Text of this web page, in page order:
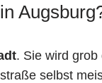
. Sie wird
selbst